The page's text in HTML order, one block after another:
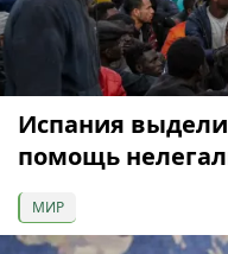
Испания
помощь
МИР